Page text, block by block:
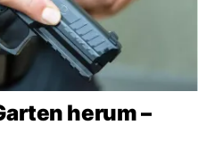
herum –